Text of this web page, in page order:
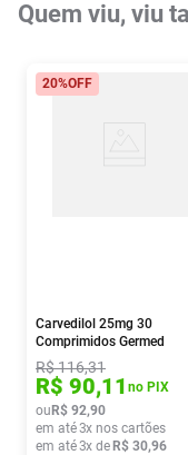
Quem viu, viu
20%OFF
Carvedilol 25mg 30
Comprimidos Germed
R$116,31
R$ 90,11 no PIX
ou R$ 92,90
em até3x nos cartões
em até3x de R$ 30,96